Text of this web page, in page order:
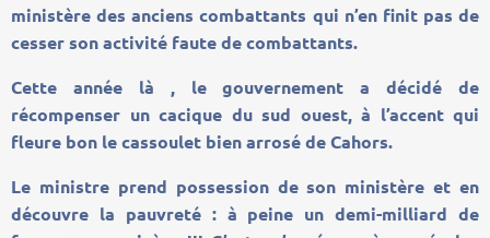
ministère des anciens combattants qui n’en finit pas de
cesser son activité faute de combattants.
Cette année là , le gouvernement a décidé de
récompenser un cacique du sud ouest, à l’accent qui
fleure bon le cassoulet bien arrosé de Cahors.
Le ministre prend possession de son ministère et en
découvre la pauvreté : à peine un demi-milliard de